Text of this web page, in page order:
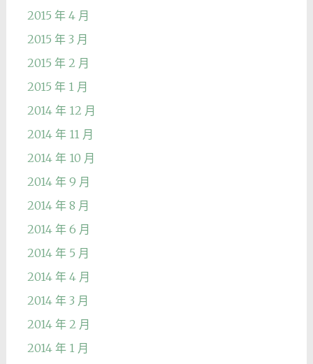
2015 年 4 月
2015 年 3 月
2015 年 2 月
2015 年 1 月
2014 年 12 月
2014 年 11 月
2014 年 10 月
2014 年 9 月
2014 年 8 月
2014 年 6 月
2014 年 5 月
2014 年 4 月
2014 年 3 月
2014 年 2 月
2014 年 1 月